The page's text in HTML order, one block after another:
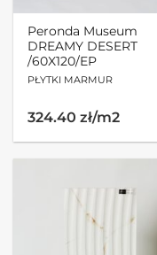
Peronda Museum
DREAMY DESERT
/60X120/EP
PŁYTKI MARMUR
324.40 zł/m2